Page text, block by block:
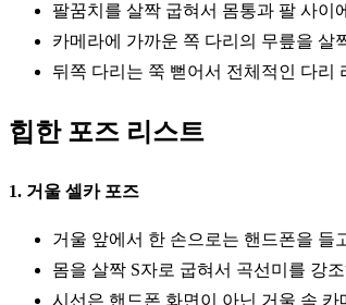
팔꿈치를 살짝 굽혀서 몸통과 팔 사이
카메라에 가까운 쪽 다리의 무릎을 살
뒤쪽 다리는 쭉 뻗어서 전체적인 다리
힙한 포즈 리스트
1. 거울 셀카 포즈
거울 앞에서 한 손으로는 핸드폰을 들
몸을 살짝 S자로 굽혀서 곡선미를 강
시선은 핸드폰 화면이 아닌 거울 속 카